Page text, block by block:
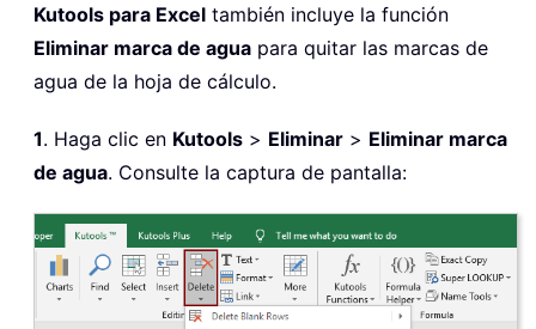
Kutools para Excel también incluye la función
Eliminar marca de agua para quitar las marcas de
agua de la hoja de cálculo.
1. Haga clic en Kutools > Eliminar > Eliminar marca
de agua. Consulte la captura de pantalla: